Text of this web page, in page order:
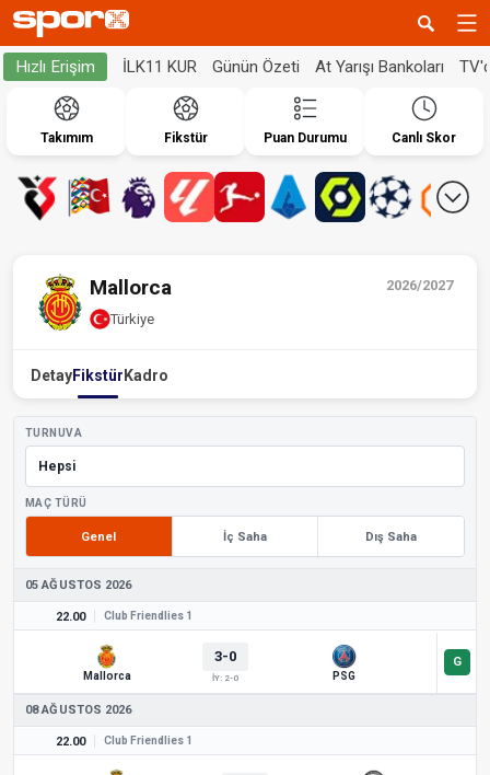
Hızlı Erişim İLK11 KUR Günün Özeti At Yarışı Bankoları
Takımım Fikstür Puan Durumu Canlı Skor
2026/2027
Mallorca
Türkiye
DetayFikstür Kadro
TURNUVA
MAÇ TÜRÜ
Genel İç Saha Dış Saha
05 AĞUSTOS 2026
22.00 Club Friendlies 1
Mallorca
3-0
İY: 2-0 PSG
08 AĞUSTOS 2026
22.00 Club Friendlies 1